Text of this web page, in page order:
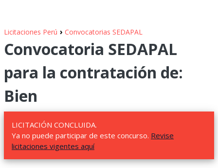
Licitaciones Perú › Convocatorias SEDAPAL
Convocatoria SEDAPAL
para la contratación de:
Bien
LICITACIÓN CONCLUIDA.
Ya no puede participar de este concurso. Revise
licitaciones vigentes aquí